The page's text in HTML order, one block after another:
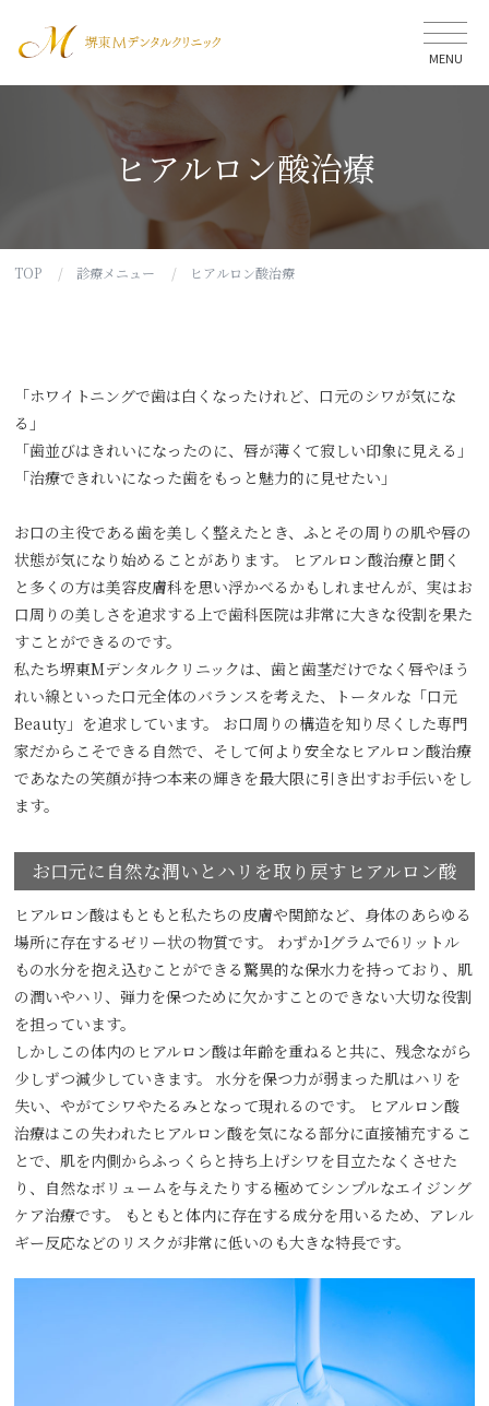
MENU
堺東Mデンタ
ヒアルロン酸治療
TOP 診療メニュー ヒアルロン酸治療
「ホワイトニングで歯は白くなったけれど、口元のシワが気にな
る」
「歯並びはきれいになったのに、唇が薄くて寂しい印象に見える」
「治療できれいになった歯をもっと魅力的に見せたい」
お口の主役である歯を美しく整えたとき、ふとその周りの肌や唇の
状態が気になり始めることがあります。 ヒアルロン酸治療と聞く
と多くの方は美容皮膚科を思い浮かべるかもしれませんが、実はお
口周りの美しさを追求する上で歯科医院は非常に大きな役割を果た
すことができるのです。
私たち堺東Mデンタルクリニックは、歯と歯茎だけでなく唇やほう
れい線といった口元全体のバランスを考えた、トータルな「口元
Beauty」を追求しています。 お口周りの構造を知り尽くした専門
家だからこそできる自然で、そして何より安全なヒアルロン酸治療
であなたの笑顔が持つ本来の輝きを最大限に引き出すお手伝いをし
ます。
お口元に自然な潤いとハリを取り戻すヒアルロン酸
ヒアルロン酸はもともと私たちの皮膚や関節など、身体のあらゆる
場所に存在するゼリー状の物質です。 わずか1グラムで6リットル
もの水分を抱え込むことができる驚異的な保水力を持っており、肌
の潤いやハリ、弾力を保つために欠かすことのできない大切な役割
を担っています。
しかしこの体内のヒアルロン酸は年齢を重ねると共に、残念ながら
少しずつ減少していきます。 水分を保つ力が弱まった肌はハリを
失い、やがてシワやたるみとなって現れるのです。 ヒアルロン酸
治療はこの失われたヒアルロン酸を気になる部分に直接補充するこ
とで、肌を内側からふっくらと持ち上げシワを目立たなくさせた
り、自然なボリュームを与えたりする極めてシンプルなエイジング
ケア治療です。 もともと体内に存在する成分を用いるため、アレル
ギー反応などのリスクが非常に低いのも大きな特長です。